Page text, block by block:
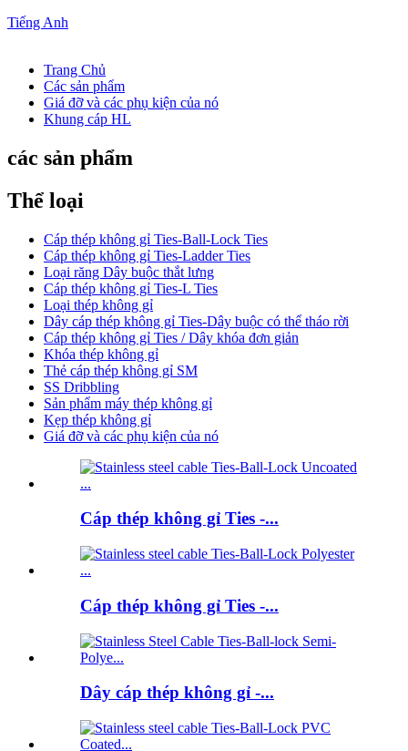
Tiếng Anh
Trang Chủ
Các sản phẩm
Giá đỡ và các phụ kiện của nó
Khung cáp HL
các sản phẩm
Thể loại
Cáp thép không gỉ Ties-Ball-Lock Ties
Cáp thép không gỉ Ties-Ladder Ties
Loại răng Dây buộc thắt lưng
Cáp thép không gỉ Ties-L Ties
Loại thép không gỉ
Dây cáp thép không gỉ Ties-Dây buộc có thể tháo rời
Cáp thép không gỉ Ties / Dây khóa đơn giản
Khóa thép không gỉ
Thẻ cáp thép không gỉ SM
SS Dribbling
Sản phẩm máy thép không gỉ
Kẹp thép không gỉ
Giá đỡ và các phụ kiện của nó
Cáp thép không gỉ Ties -...
Cáp thép không gỉ Ties -...
Dây cáp thép không gỉ -...